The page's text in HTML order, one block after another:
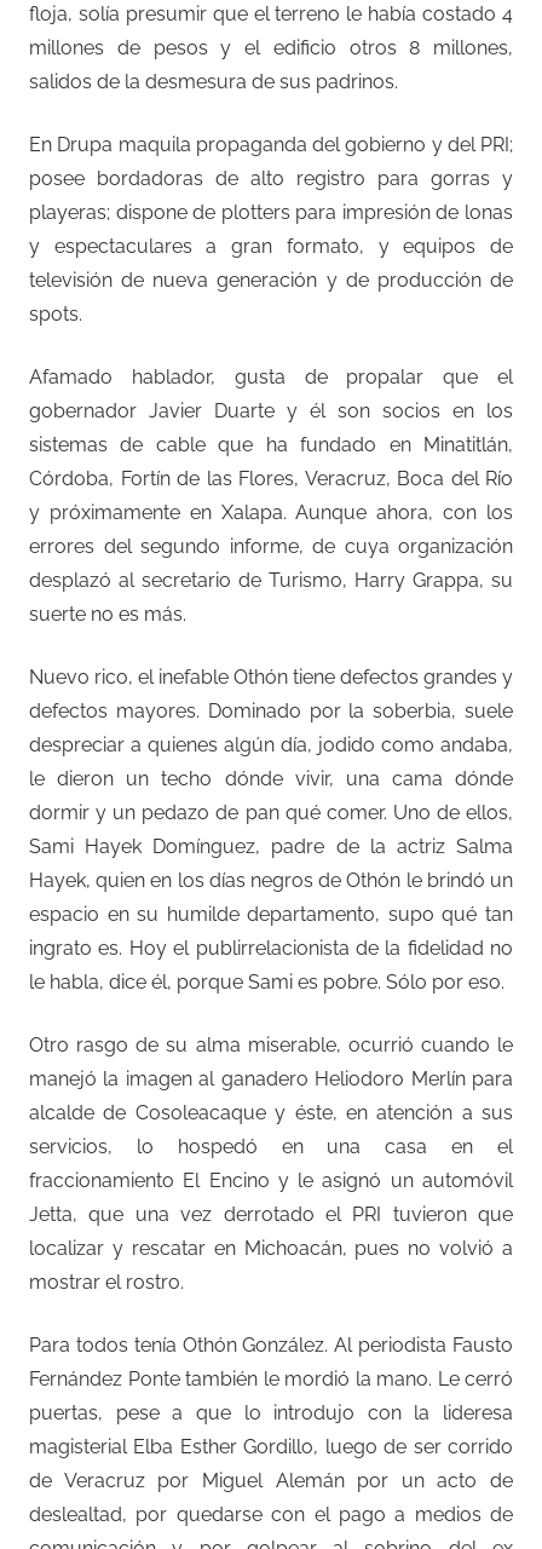
floja, solía presumir que el terreno le había costado 4
millones de pesos y el edificio otros 8 millones,
salidos de la desmesura de sus padrinos.
En Drupa maquila propaganda del gobierno y del PRI;
posee bordadoras de alto registro para gorras y
playeras; dispone de plotters para impresión de lonas
y espectaculares a gran formato, y equipos de
televisión de nueva generación y de producción de
spots.
Afamado hablador, gusta de propalar que el
gobernador Javier Duarte y él son socios en los
sistemas de cable que ha fundado en Minatitlán,
Córdoba, Fortín de las Flores, Veracruz, Boca del Río
y próximamente en Xalapa. Aunque ahora, con los
errores del segundo informe, de cuya organización
desplazó al secretario de Turismo, Harry Grappa, su
suerte no es más.
Nuevo rico, el inefable Othón tiene defectos grandes y
defectos mayores. Dominado por la soberbia, suele
despreciar a quienes algún día, jodido como andaba,
le dieron un techo dónde vivir, una cama dónde
dormir y un pedazo de pan qué comer. Uno de ellos,
Sami Hayek Domínguez, padre de la actriz Salma
Hayek, quien en los días negros de Othón le brindó un
espacio en su humilde departamento, supo qué tan
ingrato es. Hoy el publirrelacionista de la fidelidad no
le habla, dice él, porque Sami es pobre. Sólo por eso.
Otro rasgo de su alma miserable, ocurrió cuando le
manejó la imagen al ganadero Heliodoro Merlín para
alcalde de Cosoleacaque y éste, en atención a sus
servicios, lo hospedó en una casa en el
fraccionamiento El Encino y le asignó un automóvil
Jetta, que una vez derrotado el PRI tuvieron que
localizar y rescatar en Michoacán, pues no volvió a
mostrar el rostro.
Para todos tenía Othón González. Al periodista Fausto
Fernández Ponte también le mordió la mano. Le cerró
puertas, pese a que lo introdujo con la lideresa
magisterial Elba Esther Gordillo, luego de ser corrido
de Veracruz por Miguel Alemán por un acto de
deslealtad, por quedarse con el pago a medios de